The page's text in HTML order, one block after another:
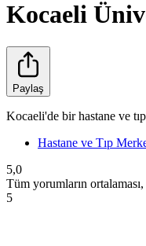
Kocaeli
Paylaş
Kocaeli'de bir hastane ve
Hastane ve Tıp
5,0
Tüm yorumların
5